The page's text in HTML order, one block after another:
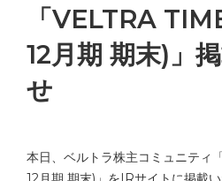
「VELTRA
12月期 期末)」
せ
本日、ベルトラ株主コミュニテ